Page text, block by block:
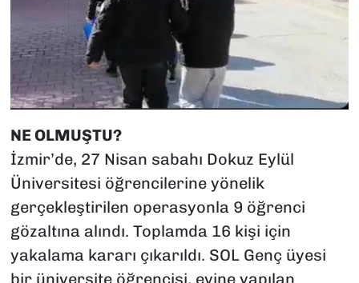
NE OLMUŞTU?
İzmir’de, 27 Nisan sabahı Dokuz Eylül
Üniversitesi öğrencilerine yönelik
gerçekleştirilen operasyonla 9 öğrenci
gözaltına alındı. Toplamda 16 kişi için
yakalama kararı çıkarıldı. SOL Genç üyesi
bir üniversite öğrencisi, evine yapılan